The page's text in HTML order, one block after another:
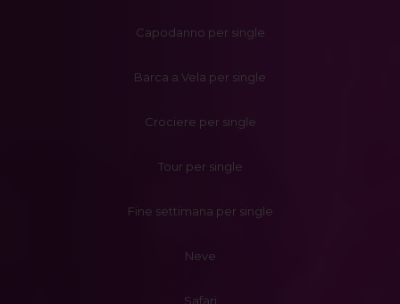
Capodanno per single
Barca a Vela per single
Crociere per single
Tour per single
Fine settimana per single
Neve
Safari